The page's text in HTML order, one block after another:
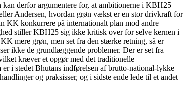
derfor argumentere for, at ambitionerne i KBH25
Andersen, hvordan grøn vækst er en stor drivkraft for
KK konkurrere på internationalt plan mod andre
stiller KBH25 sig ikke kritisk over for selve kernen i
mere grøn, men set fra den stærke retning, så er
ikke de grundlæggende problemer. Der er set fra
kræver et opgør med det traditionelle
i stedet Bhutans indførelsen af brutto-national-lykke
og praksisser, og i sidste ende lede til et andet